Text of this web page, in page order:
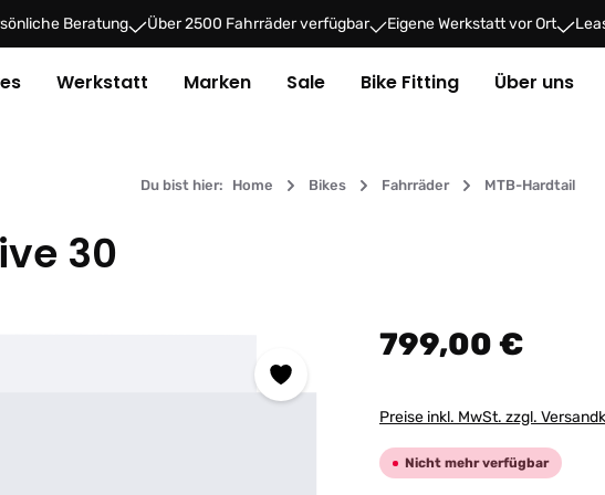
Beratung Über 2500 Fahrräder verfügbar Eigene Werkstatt vor Ort
Werkstatt Marken Sale Bike Fitting Über uns
Du bist hier: Home Bikes Fahrräder MTB-Hardtail
30
Regulärer Preis:
799,00 €
Preise inkl. MwSt. zzgl.
Nicht mehr verfügbar